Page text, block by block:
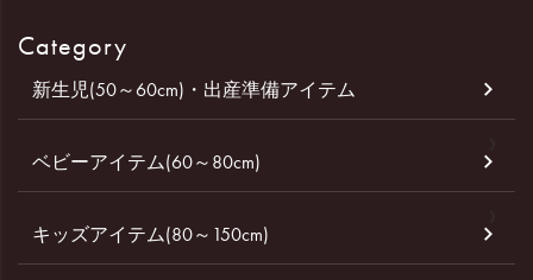
Category
新生児(50～60cm)・出産準備アイテム
ベビーアイテム(60～80cm)
キッズアイテム(80～150cm)